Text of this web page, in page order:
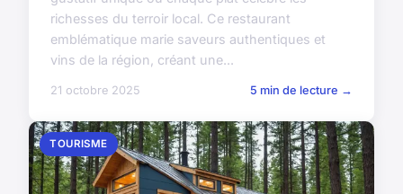
richesses du terroir local. Ce restaurant
emblématique marie saveurs authentiques et
vins de la région, créant une...
21 octobre 2025 5 min de lecture →
TOURISME